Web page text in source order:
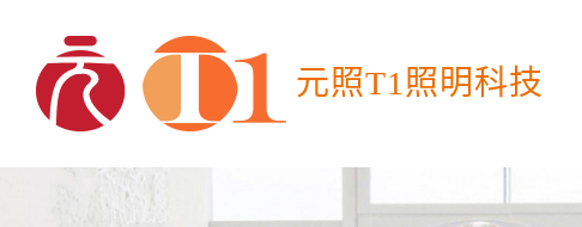
元照T1照明科技